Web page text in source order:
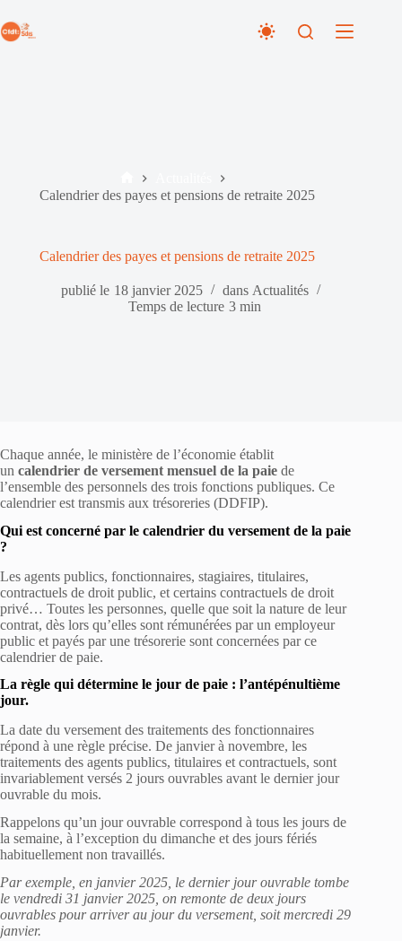
au
contenu
Accueil
Calendrier des payes et pensions de retraite 2025
Calendrier des payes et pensions de retraite 2025
publié le 18 janvier 2025 dans Actualités
Temps de lecture 3 min
Chaque année, le ministère de l’économie établit
un calendrier de versement mensuel de la paie de
l’ensemble des personnels des trois fonctions publiques. Ce
calendrier est transmis aux trésoreries (DDFIP).
Qui est concerné par le calendrier du versement de la paie
?
Les agents publics, fonctionnaires, stagiaires, titulaires,
contractuels de droit public, et certains contractuels de droit
privé… Toutes les personnes, quelle que soit la nature de leur
contrat, dès lors qu’elles sont rémunérées par un employeur
public et payés par une trésorerie sont concernées par ce
calendrier de paie.
La règle qui détermine le jour de paie : l’antépénultième
jour.
La date du versement des traitements des fonctionnaires
répond à une règle précise. De janvier à novembre, les
traitements des agents publics, titulaires et contractuels, sont
invariablement versés 2 jours ouvrables avant le dernier jour
ouvrable du mois.
Rappelons qu’un jour ouvrable correspond à tous les jours de
la semaine, à l’exception du dimanche et des jours fériés
habituellement non travaillés.
Par exemple, en janvier 2025, le dernier jour ouvrable tombe
le vendredi 31 janvier 2025, on remonte de deux jours
ouvrables pour arriver au jour du versement, soit mercredi 29
janvier.